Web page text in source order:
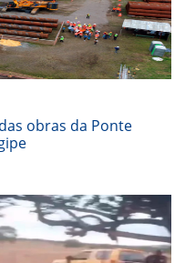
obras da Ponte